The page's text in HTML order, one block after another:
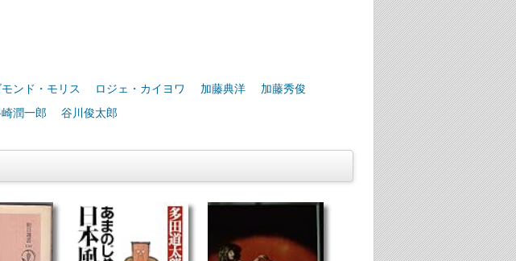
ンド・モリス ロジェ・カイヨワ 加藤典洋
加藤秀俊
潤一郎 谷川俊太郎